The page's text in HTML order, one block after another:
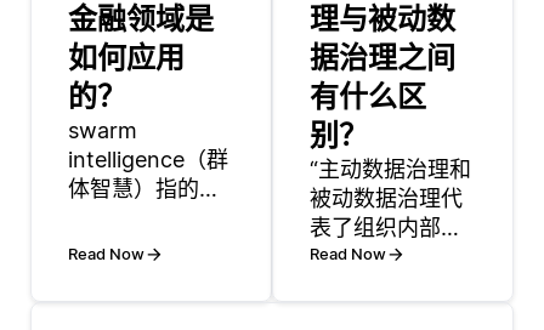
金融领域是
如何应用
的？
swarm
intelligence（群
体智慧）指的是
织系统的集体行
自然界中经常被
Read Now
理与被动数
据治理之间
有什么区
别？
“主动数据治理和
被动数据治理代
表了组织内部管
理数据的两种不
Read Now